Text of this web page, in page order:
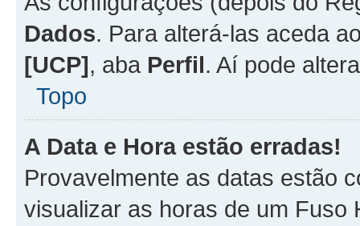
Dados. Para alterá-las aceda
[UCP], aba Perfil. Aí pode
Topo
A Data e Hora estão erradas!
Provavelmente as datas estão
visualizar as horas de um Fuso